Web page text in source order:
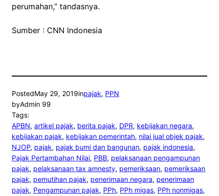
perumahan,” tandasnya.
Sumber : CNN Indonesia
PostedMay 29, 2019inpajak, PPN
byAdmin 99
Tags:
APBN, artikel pajak, berita pajak, DPR, kebijakan negara
kebijakan pajak, kebijakan pemerintah, nilai jual objek pajak
NJOP, pajak, pajak bumi dan bangunan, pajak indonesia
Pajak Pertambahan Nilai, PBB, pelaksanaan pengampunan
pajak, pelaksanaan tax amnesty, pemeriksaan, pemeriksaan
pajak, pemutihan pajak, penerimaan negara, penerimaan
pajak, Pengampunan pajak, PPh, PPh migas, PPh nonmigas